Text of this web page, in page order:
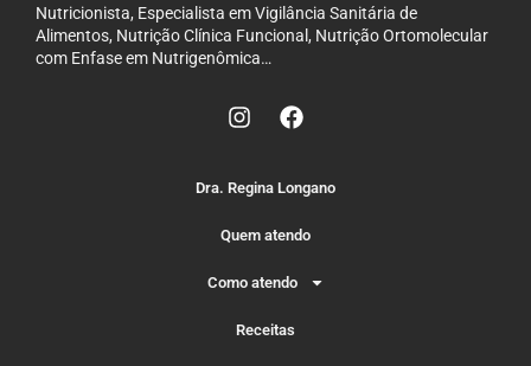
Nutricionista, Especialista em Vigilância Sanitária de
Alimentos, Nutrição Clínica Funcional, Nutrição Ortomolecular
com Enfase em Nutrigenômica…
Dra. Regina Longano
Quem atendo
Como atendo
Receitas